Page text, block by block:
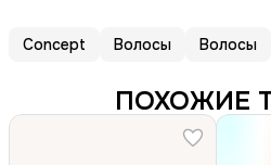
Concept Волосы Волосы
ПОХОЖИЕ